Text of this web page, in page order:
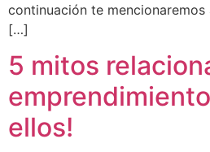
continuación te mencionaremos
[…]
5 mitos
ellos!